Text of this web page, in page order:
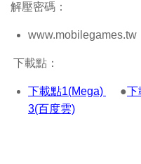
解壓密碼：
www.mobilegames.tw
下載點：
下載點1(Mega) ●下
3(百度雲)